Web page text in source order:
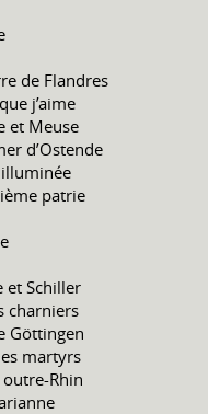
de Flandres
j’aime
et Meuse
d’Ostende
illuminée
patrie
et Schiller
charniers
Göttingen
martyrs
outre-Rhin